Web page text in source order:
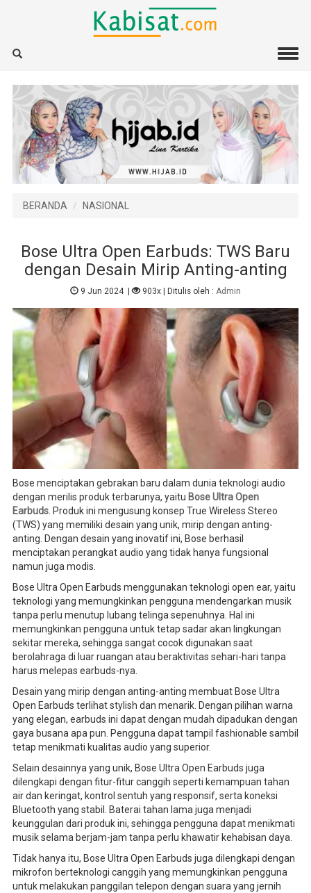
BERANDA NASIONAL
Bose Ultra Open Earbuds: TWS Baru
dengan Desain Mirip Anting-anting
9 Jun 2024| 903x| Ditulis oleh : Admin
Bose menciptakan gebrakan baru dalam dunia teknologi audio
dengan merilis produk terbarunya, yaitu Bose Ultra Open
Earbuds. Produk ini mengusung konsep True Wireless Stereo
(TWS) yang memiliki desain yang unik, mirip dengan anting-
anting. Dengan desain yang inovatif ini, Bose berhasil
menciptakan perangkat audio yang tidak hanya fungsional
namun juga modis.
Bose Ultra Open Earbuds menggunakan teknologi open ear, yaitu
teknologi yang memungkinkan pengguna mendengarkan musik
tanpa perlu menutup lubang telinga sepenuhnya. Hal ini
memungkinkan pengguna untuk tetap sadar akan lingkungan
sekitar mereka, sehingga sangat cocok digunakan saat
berolahraga di luar ruangan atau beraktivitas sehari-hari tanpa
harus melepas earbuds-nya.
Desain yang mirip dengan anting-anting membuat Bose Ultra
Open Earbuds terlihat stylish dan menarik. Dengan pilihan warna
yang elegan, earbuds ini dapat dengan mudah dipadukan dengan
gaya busana apa pun. Pengguna dapat tampil fashionable sambil
tetap menikmati kualitas audio yang superior.
Selain desainnya yang unik, Bose Ultra Open Earbuds juga
dilengkapi dengan fitur-fitur canggih seperti kemampuan tahan
air dan keringat, kontrol sentuh yang responsif, serta koneksi
Bluetooth yang stabil. Baterai tahan lama juga menjadi
keunggulan dari produk ini, sehingga pengguna dapat menikmati
musik selama berjam-jam tanpa perlu khawatir kehabisan daya.
Tidak hanya itu, Bose Ultra Open Earbuds juga dilengkapi dengan
mikrofon berteknologi canggih yang memungkinkan pengguna
untuk melakukan panggilan telepon dengan suara yang jernih